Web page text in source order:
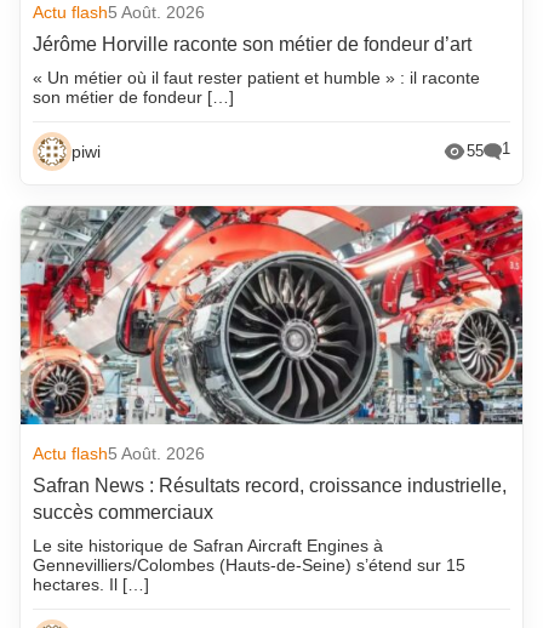
Actu flash5 Août. 2026
Jérôme Horville raconte son métier de fondeur d’art
« Un métier où il faut rester patient et humble » : il raconte
son métier de fondeur […]
piwi 55 1
Actu flash5 Août. 2026
Safran News : Résultats record, croissance industrielle,
succès commerciaux
Le site historique de Safran Aircraft Engines à
Gennevilliers/Colombes (Hauts-de-Seine) s’étend sur 15
hectares. Il […]